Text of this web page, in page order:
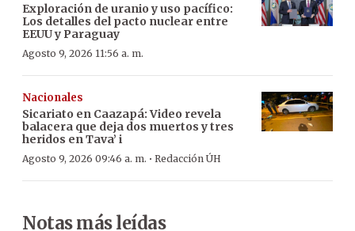
Exploración de uranio y uso pacífico:
Los detalles del pacto nuclear entre
EEUU y Paraguay
Agosto 9, 2026 11:56 a. m.
Nacionales
Sicariato en Caazapá: Video revela
balacera que deja dos muertos y tres
heridos en Tava’ i
Agosto 9, 2026 09:46 a. m. · Redacción ÚH
Notas más leídas